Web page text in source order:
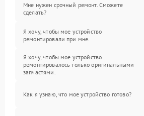
Мне нужен срочный ремонт. Сможете
сделать?
Я хочу, чтобы мое устройство
ремонтировали при мне.
Я хочу, чтобы мое устройство
ремонтировалось только оригинальными
запчастями.
Как я узнаю, что мое устройство готово?